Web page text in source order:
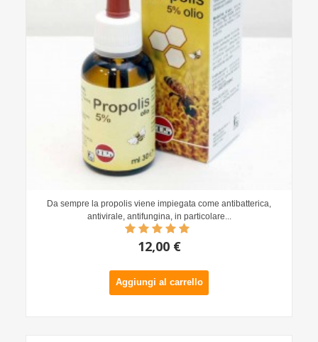
Da sempre la propolis viene impiegata come antibatterica,
antivirale, antifungina, in particolare...
12,00 €
Aggiungi al carrello